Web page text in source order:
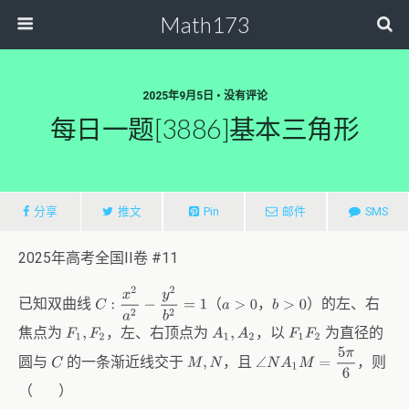
Math173
2025年9月5日 • 没有评论
每日一题[3886]基本三角形
分享 推文 Pin 邮件 SMS
2025年高考全国II卷 #11
已知双曲线
a2− 2=
（a> 0 ，b >0
）的左、右
焦点为 F1 F 2 ，左、右顶点为A1 A2 ，以 F1 F2
为直径的
圆与 C 的一条渐近线交于 M,N ，且 ∠ NA 1 M=5
，则
（ ）